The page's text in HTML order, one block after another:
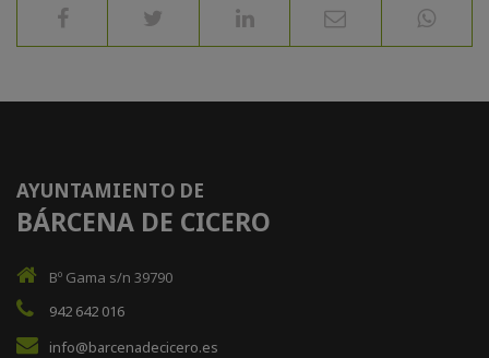
AYUNTAMIENTO DE
BÁRCENA DE CICERO
Bº Gama s/n 39790
942 642 016
info@barcenadecicero.es